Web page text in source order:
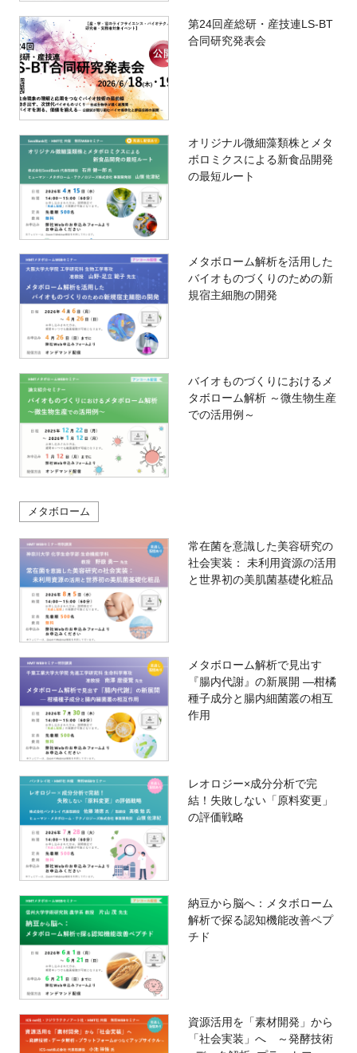
第24回産総研・産技連LS-BT
合同研究発表会
オリジナル微細藻類株とメタ
ボロミクスによる新食品開発
の最短ルート
メタボローム解析を活用した
バイオものづくりのための新
規宿主細胞の開発
バイオものづくりにおけるメ
タボローム解析 ～微生物生産
での活用例～
メタボローム
常在菌を意識した美容研究の
社会実装： 未利用資源の活用
と世界初の美肌菌基礎化粧品
メタボローム解析で見出す
『腸内代謝』の新展開 —柑橘
種子成分と腸内細菌叢の相互
作用
レオロジー×成分分析で完
結！失敗しない「原料変更」
の評価戦略
納豆から脳へ：メタボローム
解析で探る認知機能改善ペプ
チド
資源活用を「素材開発」から
「社会実装」へ ～発酵技術